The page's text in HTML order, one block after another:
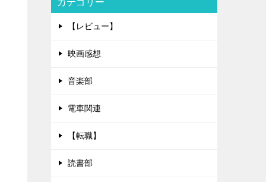
【レビュー】
映画感想
音楽部
電車関連
【転職】
読書部